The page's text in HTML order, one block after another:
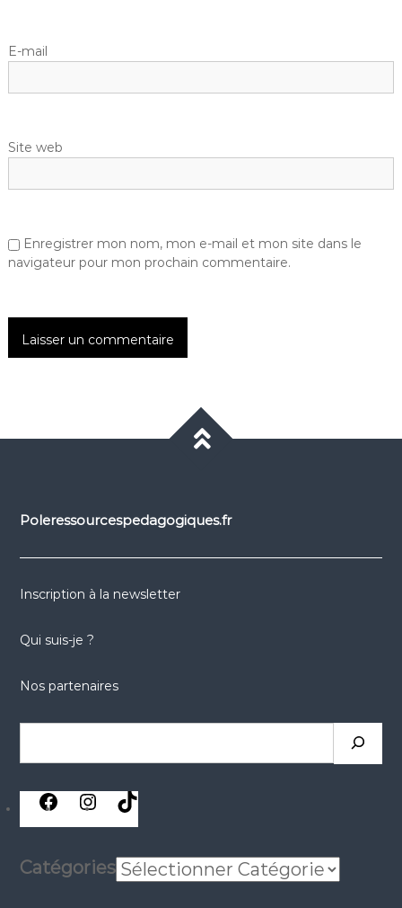
E-mail
Site web
Enregistrer mon nom, mon e-mail et mon site dans le
navigateur pour mon prochain commentaire.
Poleressourcespedagogiques.fr
Inscription à la newsletter
Qui suis-je ?
Nos partenaires
Catégories